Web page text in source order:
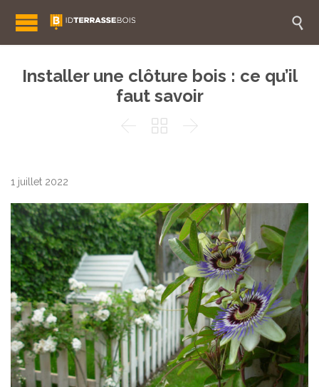

Installer une clôture bois : ce qu’il
faut savoir
  
1 juillet 2022